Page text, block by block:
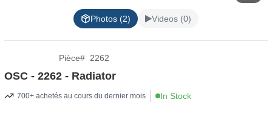
Photos (2) Videos (0)
Pièce# 2262
OSC - 2262 - Radiator
700+ achetés au cours du dernier mois In Stock